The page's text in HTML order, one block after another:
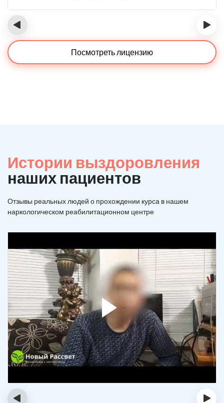
‹ ›
Посмотреть лицензию
Истории выздоровления
наших пациентов
Отзывы реальных людей о прохождении курса в нашем
наркологическом реабилитационном центре
‹ ›